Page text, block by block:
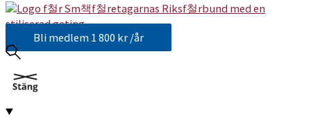
Bli medlem 1 800 kr /år